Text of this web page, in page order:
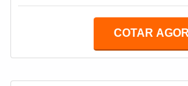
feito especialmente para apoiá-
sendo que alguns deles podem
COTAR